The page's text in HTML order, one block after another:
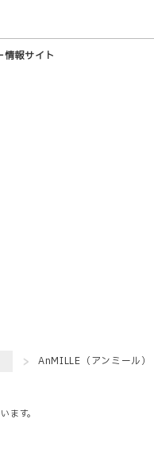
情報サイト
AnMILLE（アンミール）
ます。